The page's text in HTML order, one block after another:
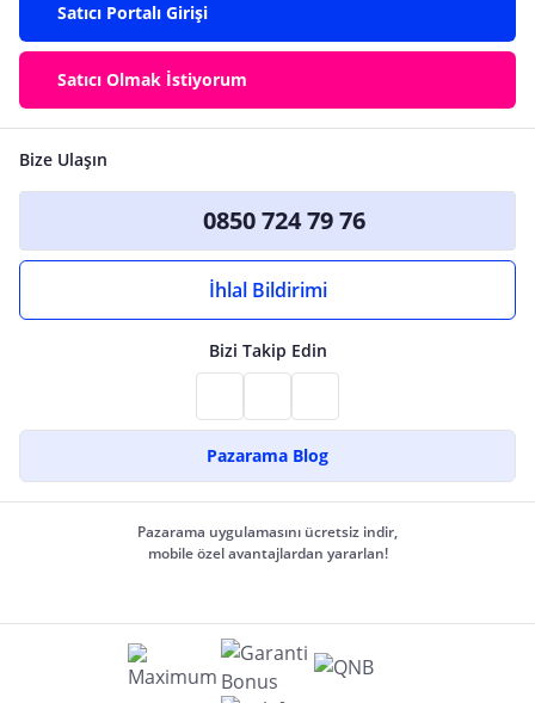
Satıcı Portalı Girişi
Satıcı Olmak İstiyorum
Bize Ulaşın
0850 724 79 76
İhlal Bildirimi
Bizi Takip Edin
Pazarama Blog
Pazarama uygulamasını ücretsiz indir,
mobile özel avantajlardan yararlan!